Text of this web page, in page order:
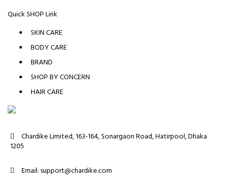
Quick SHOP Link
SKIN CARE
BODY CARE
BRAND
SHOP BY CONCERN
HAIR CARE
Chardike Limited, 163-164, Sonargaon Road, Hatirpool, Dhaka
1205
Email: support@chardike.com